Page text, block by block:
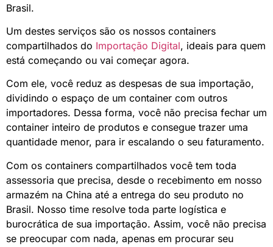
Brasil.
Um destes serviços são os nossos containers
compartilhados do Importação Digital, ideais para quem
está começando ou vai começar agora.
Com ele, você reduz as despesas de sua importação,
dividindo o espaço de um container com outros
importadores. Dessa forma, você não precisa fechar um
container inteiro de produtos e consegue trazer uma
quantidade menor, para ir escalando o seu faturamento.
Com os containers compartilhados você tem toda
assessoria que precisa, desde o recebimento em nosso
armazém na China até a entrega do seu produto no
Brasil. Nosso time resolve toda parte logística e
burocrática de sua importação. Assim, você não precisa
se preocupar com nada, apenas em procurar seu